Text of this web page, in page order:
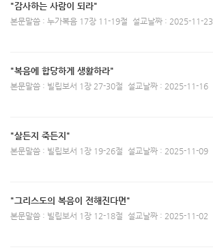
"감사하는 사람이 되라"
본문말씀 : 누가복음 17장 11-19절 설교날짜 : 2025-11-23
"복음에 합당하게 생활하라"
본문말씀 : 빌립보서 1장 27-30절 설교날짜 : 2025-11-16
"살든지 죽든지"
본문말씀 : 빌립보서 1장 19-26절 설교날짜 : 2025-11-09
"그리스도의 복음이 전해진다면"
본문말씀 : 빌립보서 1장 12-18절 설교날짜 : 2025-11-02